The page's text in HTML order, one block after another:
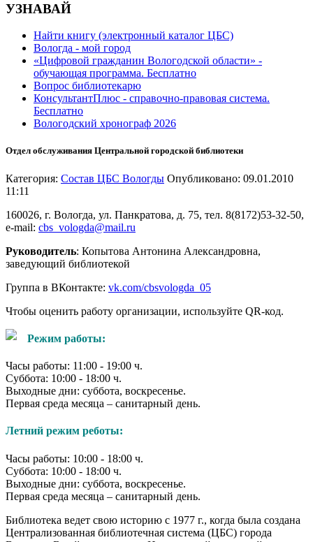
УЗНАВАЙ
Найти книгу (электронный каталог ЦБС)
Вологда - мой город
«Цифровой гражданин Вологодской области» -
обучающая программа. Бесплатно
Вопрос библиотекарю
КонсультантПлюс - справочно-правовая система.
Бесплатно
Вологодский хронограф 2026
Отдел обслуживания Центральной городской библиотеки
Категория: Состав ЦБС Вологды Опубликовано: 09.01.2010
11:11
160026, г. Вологда, ул. Панкратова, д. 75, тел. 8(8172)53-32-50,
e-mail: cbs_vologda@mail.ru
Руководитель: Копытова Антонина Александровна,
заведующий библиотекой
Группа в ВКонтакте: vk.com/cbsvologda_05
Чтобы оценить работу организации, используйте QR-код.
Режим работы:
Часы работы: 11:00 - 19:00 ч.
Суббота: 10:00 - 18:00 ч.
Выходные дни: суббота, воскресенье.
Первая среда месяца – санитарный день.
Летний режим реботы:
Часы работы: 10:00 - 18:00 ч.
Суббота: 10:00 - 18:00 ч.
Выходные дни: суббота, воскресенье.
Первая среда месяца – санитарный день.
Библиотека ведет свою историю с 1977 г., когда была создана
Централизованная библиотечная система (ЦБС) города